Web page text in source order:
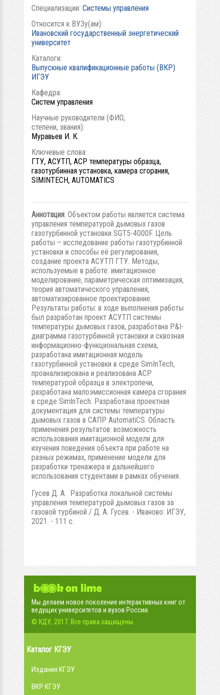
Специализации: Системы управления
Относится к ВУЗу(ам):
Ивановский государственный энергетический
университет
Каталоги:
Выпускные квалификационные работы (ВКР)
ИГЭУ
Кафедра:
Систем управления
Научные руководители (ФИО,
степени, звания):
Муравьев И. К.
Ключевые слова:
ГТУ, АСУТП, АСР температуры образца,
газотурбинная установка, камера сгорания,
SIMINTECH, AUTOMATICS
Аннотация: Объектом работы является система
управления температурой дымовых газов
газотурбинной установки SGT5-4000F. Цель
работы – исследование работы газотурбинной
установки и способы её регулирования,
создание проекта АСУТП ГТУ. Методы,
используемые в работе: имитационное
моделирование, параметрическая оптимизация,
теория автоматического управления,
автоматизированное проектирование.
Результаты работы: в ходе выполнения работы
был разработан проект АСУТП системы
температуры дымовых газов, разработана P&I-
диаграмма газотурбинной установки и сквозная
информационно-функциональная схема,
разработана имитационная модель
газотурбинной установки в среде SimInTech,
проанализирована и реализована АСР
температурой образца в электропечи,
разработана малоэмиссионная камера сгорания
в среде SimlnTech. Разработана проектная
документация для системы температуры
дымовых газов в САПР AutomatiCS. Область
применения результатов: возможность
использования имитационной модели для
изучения поведения объекта при работе на
разных режимах, применение модели для
разработки тренажера и дальнейшего
использования студентами в рамках обучения.
Гусев Д. А. Разработка локальной системы
управления температурой дымовых газов за
газовой турбиной / Д. А. Гусев. - Иваново: ИГЭУ,
2021. - 111 с.
Мы делаем новое поколение интерактивных книг от
ведущих университетов и вузов России.
© КДУ, 2017. Все права защищены.
Каталог КГЭУ
Издания КГЭУ
ВКР КГЭУ